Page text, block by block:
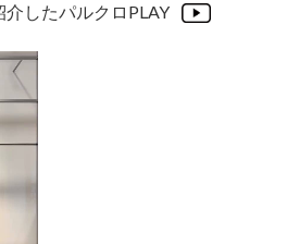
介したパルクロPLAY